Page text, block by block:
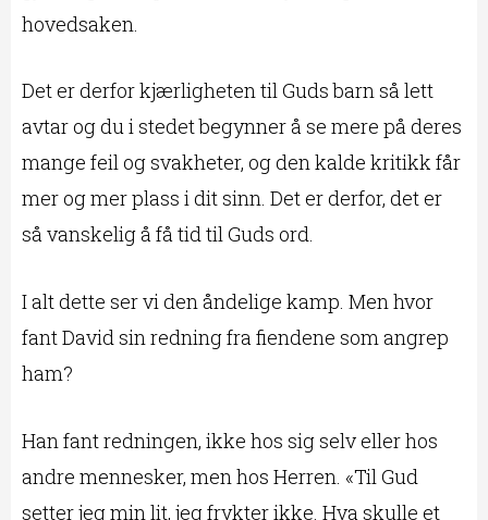
hovedsaken.
Det er derfor kjærligheten til Guds barn så lett
avtar og du i stedet begynner å se mere på deres
mange feil og svakheter, og den kalde kritikk får
mer og mer plass i dit sinn. Det er derfor, det er
så vanskelig å få tid til Guds ord.
I alt dette ser vi den åndelige kamp. Men hvor
fant David sin redning fra fiendene som angrep
ham?
Han fant redningen, ikke hos sig selv eller hos
andre mennesker, men hos Herren. «Til Gud
setter jeg min lit, jeg frykter ikke. Hva skulle et